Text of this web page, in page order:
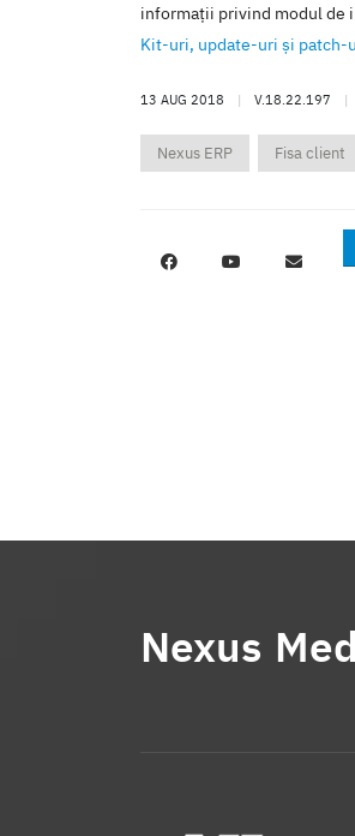
informaţii privind modul de
Kit-uri, update-uri şi patch-
13 AUG 2018 | V.18.22.197 |
Nexus ERP Fisa client
Nexus